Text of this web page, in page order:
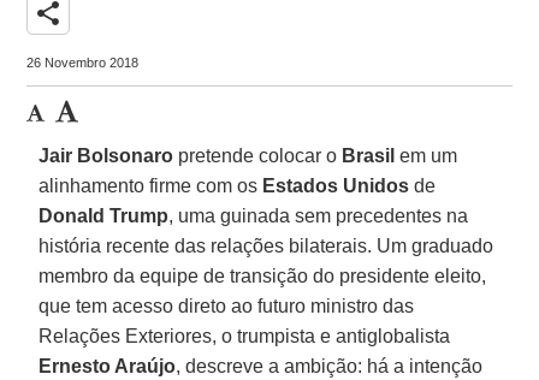
share
26 Novembro 2018
Jair Bolsonaro pretende colocar o Brasil em um
alinhamento firme com os Estados Unidos de
Donald Trump, uma guinada sem precedentes na
história recente das relações bilaterais. Um graduado
membro da equipe de transição do presidente eleito,
que tem acesso direto ao futuro ministro das
Relações Exteriores, o trumpista e antiglobalista
Ernesto Araújo, descreve a ambição: há a intenção